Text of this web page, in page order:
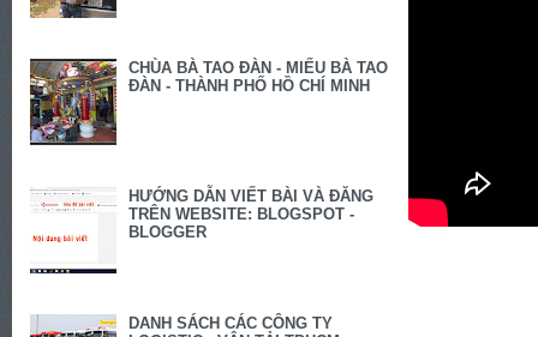
CHÙA BÀ TAO ĐÀN - MIẾU BÀ TAO
ĐÀN - THÀNH PHỐ HỒ CHÍ MINH
HƯỚNG DẪN VIẾT BÀI VÀ ĐĂNG
TRÊN WEBSITE: BLOGSPOT -
BLOGGER
DANH SÁCH CÁC CÔNG TY